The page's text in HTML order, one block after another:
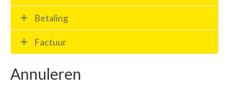
Betaling
Factuur
Annuleren